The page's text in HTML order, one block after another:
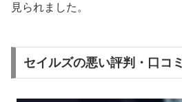
見られました。
セイルズの悪い評判・口コミ